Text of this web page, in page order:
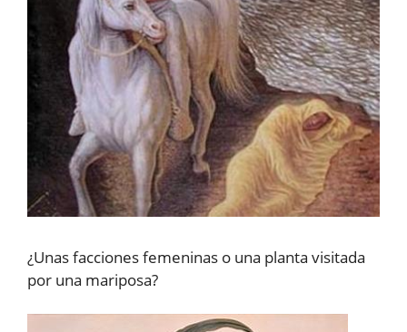
¿Unas facciones femeninas o una planta visitada
por una mariposa?